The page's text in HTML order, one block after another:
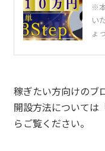
※
い
ょ
稼ぎたい方向けのブ
開設方法については
らご覧ください。